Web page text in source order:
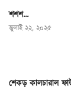
শশশ…
জুলাই ২২, ২০২৫
শেকড় কালচারাল